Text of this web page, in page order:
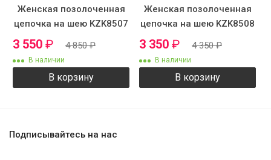
Женская позолоченная
цепочка на шею KZK8507
3 550 ₽ 4 850₽
В наличии
В корзину
Женская позолоченная
цепочка на шею KZK8508
3 350 ₽ 4 350₽
В наличии
В корзину
Подписывайтесь на нас